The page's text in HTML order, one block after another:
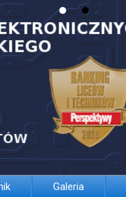
Galeria